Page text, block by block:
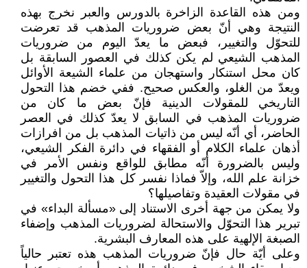
ومن هذه القاعدة الزاخرة بالدورس والعبر نخرج بهذه
النتيجة وهي أنّ بعض ضروريات المذهب قد تعرضت
للتحوّل والتغيير، فبعض ما يعدّ اليوم من ضروريات
المذهب الشيعي لم يكن كذلك في العصور السابقة بل
كان محل استنكار واستهجان من علماء الشيعة الأوائل
ويعدّ من الغلو، والعكس صحيح. ففي خضم هذا التحول
التاريخي للمقولات الدينية فإنّ بعض ما كان من
ضروريات المذهب في السابق لا يعدّ كذلك في العصر
الحاضر، أي أنّه ليس من ذاتيات المذهب بل من افرازات
أذهان علماء الكلام أو الفقهاء في دائرة الفكر الشيعي،
وليس بالضرورة أنّه مطابق للواقع ونفس الأمر في
خزانة علم الله، وإلاّ فماذا نفسر كل هذا التحول والتغيير
في مقولات العقيدة وتفاصيلها؟
ولا يمكن من جهة أخرى الاستناد إلى «مسألة البداء» في
تبرير هذا التحوّل والاستحالة لضروريات المذهب وإضفاء
الصبغة الإلهية على هذه المعارف البشرية.
وعلى أيّة حال فإنّ ضروريات المذهب هذه تعتبر حالياً